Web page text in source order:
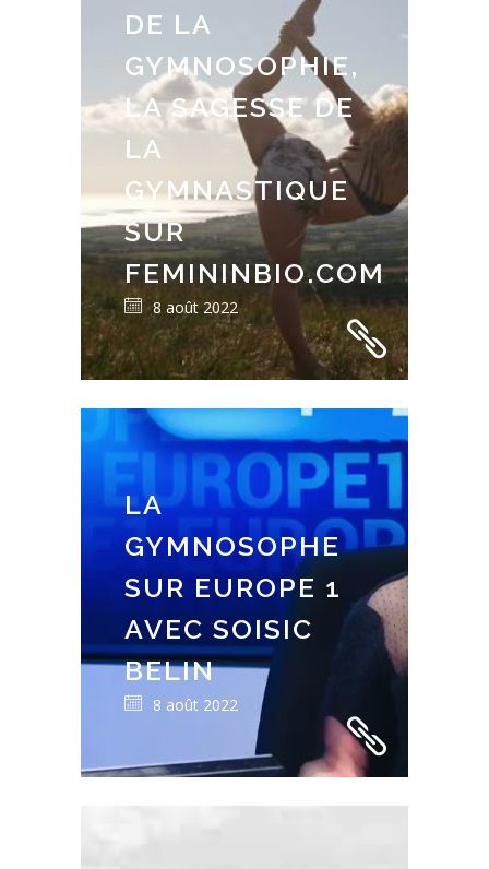
DE LA
GYMNOSOPHIE,
LA SAGESSE DE
LA
GYMNASTIQUE
SUR
FEMININBIO.COM
8 août 2022
LA
GYMNOSOPHE
SUR EUROPE 1
AVEC SOISIC
BELIN
8 août 2022